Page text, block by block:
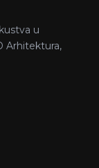
u
Arhitektura,